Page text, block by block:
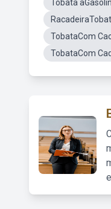
Tobata
TobataCom
TobataCom